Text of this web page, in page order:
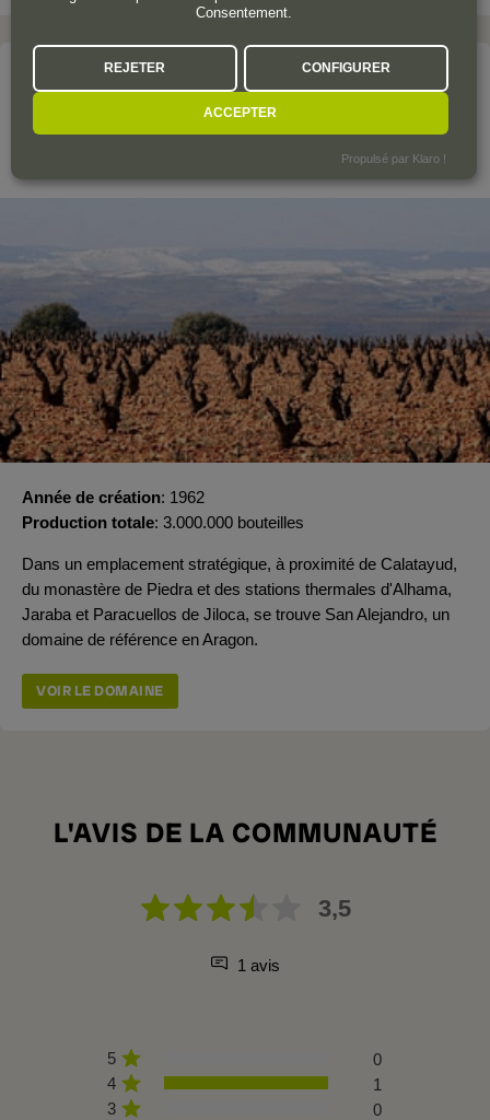
Le domaine
SAN ALEJANDRO
Année de création 1962
Production totale 3.000.000 bouteilles
Dans un emplacement stratégique, à proximité de Calatayud,
du monastère de Piedra et des stations thermales d'Alhama,
Jaraba et Paracuellos de Jiloca, se trouve San Alejandro, un
domaine de référence en Aragon.
VOIR LE DOMAINE
L'AVIS DE LA COMMUNAUTÉ
3,5
1 avis
5
0
4
1
3
0
Consentement.
REJETER CONFIGURER
ACCEPTER
Propulsé par Klaro !